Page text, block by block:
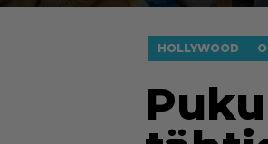
HOLLYWOOD